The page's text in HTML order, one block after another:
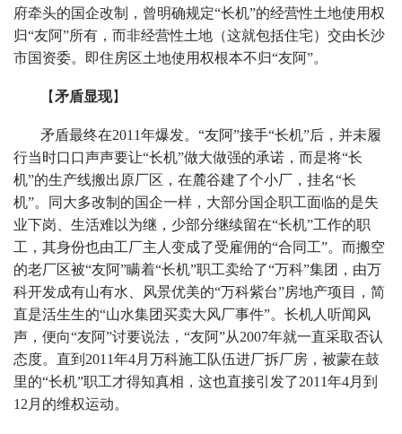
府牵头的国企改制，曾明确规定“长机”的经营性土地使用权
归“友阿”所有，而非经营性土地（这就包括住宅）交由长沙
市国资委。即住房区土地使用权根本不归“友阿”。
【矛盾显现】
矛盾最终在2011年爆发。“友阿”接手“长机”后，并未履
行当时口口声声要让“长机”做大做强的承诺，而是将“长
机”的生产线搬出原厂区，在麓谷建了个小厂，挂名“长
机”。同大多改制的国企一样，大部分国企职工面临的是失
业下岗、生活难以为继，少部分继续留在“长机”工作的职
工，其身份也由工厂主人变成了受雇佣的“合同工”。而搬空
的老厂区被“友阿”瞒着“长机”职工卖给了“万科”集团，由万
科开发成有山有水、风景优美的“万科紫台”房地产项目，简
直是活生生的“山水集团买卖大风厂事件”。长机人听闻风
声，便向“友阿”讨要说法，“友阿”从2007年就一直采取否认
态度。直到2011年4月万科施工队伍进厂拆厂房，被蒙在鼓
里的“长机”职工才得知真相，这也直接引发了2011年4月到
12月的维权运动。